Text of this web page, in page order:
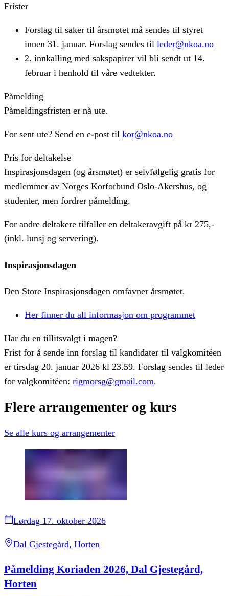
Frister
Forslag til saker til årsmøtet må sendes til styret
innen 31. januar. Forslag sendes til leder@nkoa.no
2. innkalling med sakspapirer vil bli sendt ut 14.
februar i henhold til våre vedtekter.
Påmelding
Påmeldingsfristen er nå ute.
For sent ute? Send en e-post til kor@nkoa.no
Pris for deltakelse
Inspirasjonsdagen (og årsmøtet) er selvfølgelig gratis for
medlemmer av Norges Korforbund Oslo-Akershus, og
studenter, men fordrer påmelding.
For andre deltakere tilfaller en deltakeravgift på kr 275,-
(inkl. lunsj og servering).
Inspirasjonsdagen
Den Store Inspirasjonsdagen omfavner årsmøtet.
Her finner du all informasjon om programmet
Har du en tillitsvalgt i magen?
Frist for å sende inn forslag til kandidater til valgkomitéen
er tirsdag 20. januar 2026 kl 23.59. Forslag sendes til leder
for valgkomitéen: rigmorsg@gmail.com.
Flere arrangementer og kurs
Se alle kurs og arrangementer
Lørdag 17. oktober 2026
Dal Gjestegård, Horten
Påmelding Koriaden 2026, Dal Gjestegård,
Horten